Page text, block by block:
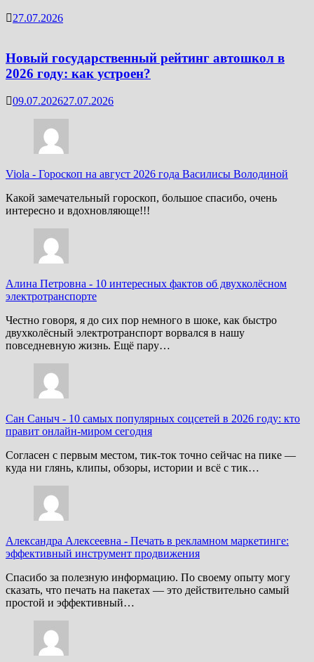
27.07.2026
Новый государственный рейтинг автошкол в
2026 году: как устроен?
09.07.202627.07.2026
Viola - Гороскоп на август 2026 года Василисы Володиной
Какой замечательный гороскоп, большое спасибо, очень
интересно и вдохновляюще!!!
Алина Петровна - 10 интересных фактов об двухколёсном
электротранспорте
Честно говоря, я до сих пор немного в шоке, как быстро
двухколёсный электротранспорт ворвался в нашу
повседневную жизнь. Ещё пару…
Сан Саныч - 10 самых популярных соцсетей в 2026 году: кто
правит онлайн-миром сегодня
Согласен с первым местом, тик-ток точно сейчас на пике —
куда ни глянь, клипы, обзоры, истории и всё с тик…
Александра Алексеевна - Печать в рекламном маркетинге:
эффективный инструмент продвижения
Спасибо за полезную информацию. По своему опыту могу
сказать, что печать на пакетах — это действительно самый
простой и эффективный…